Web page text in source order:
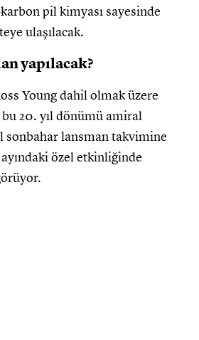
pil kimyası sayesinde
ulaşılacak.
yapılacak?
Young dahil olmak üzere
bu 20. yıl dönümü amiral
sonbahar lansman takvimine
özel etkinliğinde